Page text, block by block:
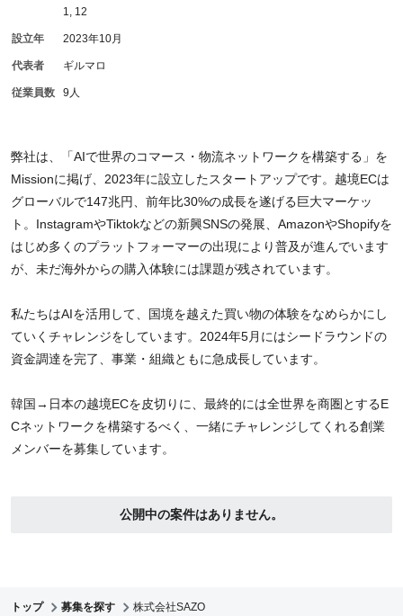
弊社は、「AIで世界のコマース・物流ネットワークを構築する」を
Missionに掲げ、2023年に設立したスタートアップです。越境ECは
グローバルで147兆円、前年比30%の成長を遂げる巨大マーケッ
ト。InstagramやTiktokなどの新興SNSの発展、AmazonやShopifyを
はじめ多くのプラットフォーマーの出現により普及が進んでいます
が、未だ海外からの購入体験には課題が残されています。
私たちはAIを活用して、国境を越えた買い物の体験をなめらかにし
ていくチャレンジをしています。2024年5月にはシードラウンドの
資金調達を完了、事業・組織ともに急成長しています。
韓国→日本の越境ECを皮切りに、最終的には全世界を商圏とするE
Cネットワークを構築するべく、一緒にチャレンジしてくれる創業
メンバーを募集しています。
公開中の案件はありません。
1, 12
設立年 2023年10月
代表者 ギルマロ
従業員数 9人
トップ 募集を探す 株式会社SAZO